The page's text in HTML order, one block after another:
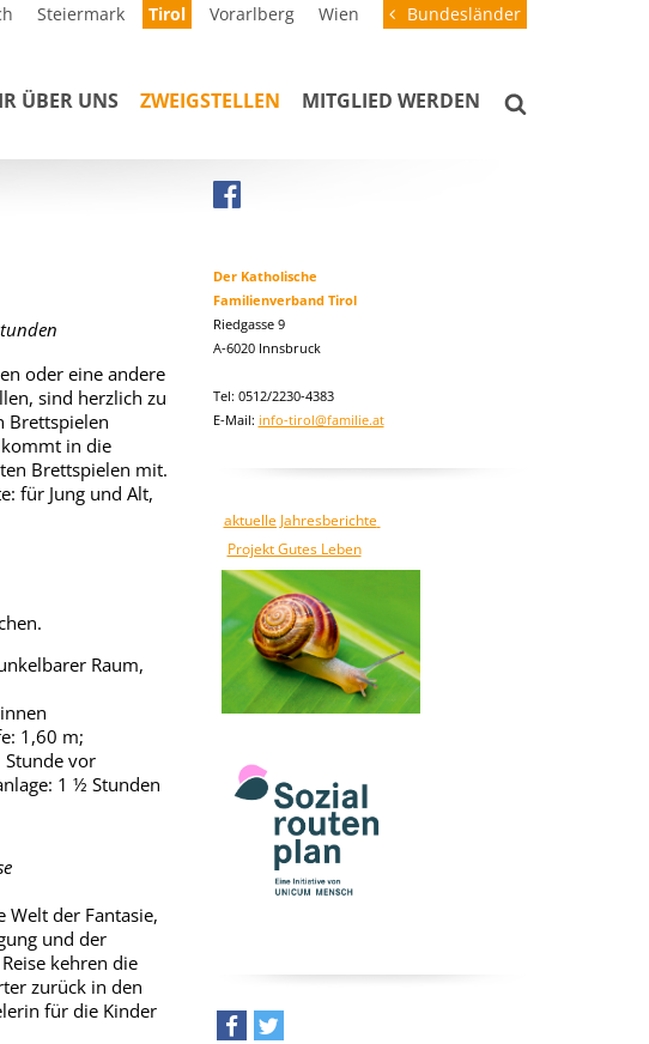
Steiermark Tirol Vorarlberg Wien Bundesländer
ÜBER UNS ZWEIGSTELLEN MITGLIED WERDEN
oder eine andere
sind herzlich zu
Brettspielen
kommt in die
Brettspielen mit.
für Jung und Alt,
Raum,
1,60 m;
Stunde vor
1 ½ Stunden
Welt der Fantasie,
und der
kehren die
zurück in den
für die Kinder
Der Katholische
Familienverband Tirol
Riedgasse 9
A-6020 Innsbruck
Tel: 0512/2230-4383
E-Mail: info-tirol@familie.at
aktuelle Jahresberichte
Projekt Gutes Leben